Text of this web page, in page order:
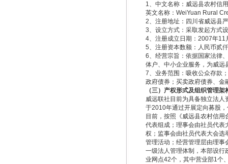
1、中文名称：威远县农村信
英文名称：WeiYuan Rural
2、注册地址：四川省威远县
3、设立方式：采取发起方式
4、注册成立日期：2007年11
5、注册资本数额：人民币贰
6、经营宗旨：依据国家法律
体户、中小企业服务，为威远
7、业务范围：吸收公众存款
政府债券；买卖政府债券、金
（三）产权形式及组织管理架
威远联社目前为具备独立法
于2010年通过开展定向募股
目前，按照《威远县农村信
代表组成；理事会由社员代表
权；监事会由社员代表大会选
管理活动；经营管理层由理
一级法人管理体制，本部设行
业网点42个，其中营业部1个